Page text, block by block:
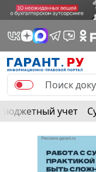
Бюджетный учет